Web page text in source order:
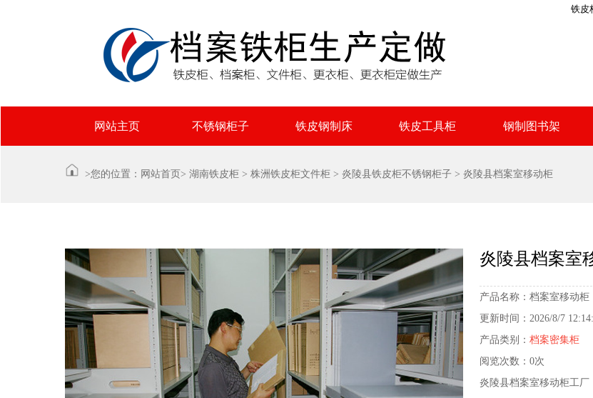
铁皮
网站主页 不锈钢柜子 铁皮钢制床 铁皮工具柜 钢制图书架
>您的位置： 网站首页 > 湖南铁皮柜 > 株洲铁皮柜文件柜 > 炎陵县铁皮柜不锈钢柜子 > 炎陵县档案室移动柜
炎陵县档案室
产品名称： 档案室移动柜
更新时间： 2026/8/7
产品类别： 档案密集柜
阅览次数： 0次
炎陵县档案室移动柜工